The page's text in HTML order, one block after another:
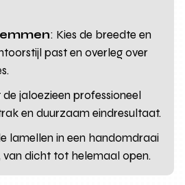
: Kies de breedte en
past en overleg over
jaloezieen professioneel
en duurzaam eindresultaat.
lamellen in een handomdraai
dicht tot helemaal open.